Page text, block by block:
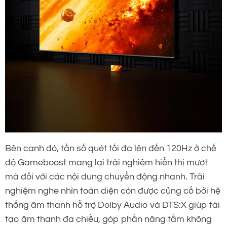
Bên cạnh đó, tần số quét tối đa lên đến 120Hz ở chế
độ Gameboost mang lại trải nghiệm hiển thị mượt
mà đối với các nội dung chuyển động nhanh. Trải
nghiệm nghe nhìn toàn diện còn được củng cố bởi hệ
thống âm thanh hỗ trợ Dolby Audio và DTS:X giúp tái
tạo âm thanh đa chiều, góp phần nâng tầm không